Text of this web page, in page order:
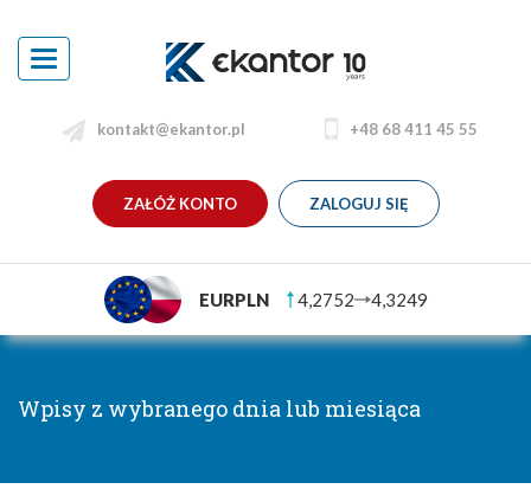
Toggle
navigation
kontakt@ekantor.pl +48 68 411 45 55
ZAŁÓŻ KONTO ZALOGUJ SIĘ
EURPLN 4,2752 4,3249
Wpisy z wybranego dnia lub miesiąca